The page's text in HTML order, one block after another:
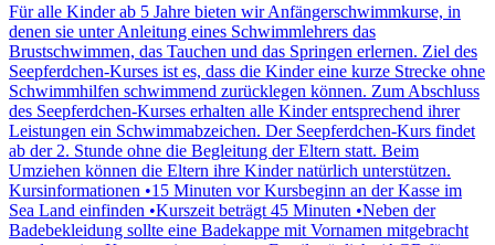
Für alle Kinder ab 5 Jahre bieten wir Anfängerschwimmkurse, in
denen sie unter Anleitung eines Schwimmlehrers das
Brustschwimmen, das Tauchen und das Springen erlernen. Ziel des
Seepferdchen-Kurses ist es, dass die Kinder eine kurze Strecke ohne
Schwimmhilfen schwimmend zurücklegen können. Zum Abschluss
des Seepferdchen-Kurses erhalten alle Kinder entsprechend ihrer
Leistungen ein Schwimmabzeichen. Der Seepferdchen-Kurs findet
ab der 2. Stunde ohne die Begleitung der Eltern statt. Beim
Umziehen können die Eltern ihre Kinder natürlich unterstützen.
Kursinformationen •15 Minuten vor Kursbeginn an der Kasse im
Sea Land einfinden •Kurszeit beträgt 45 Minuten •Neben der
Badebekleidung sollte eine Badekappe mit Vornamen mitgebracht